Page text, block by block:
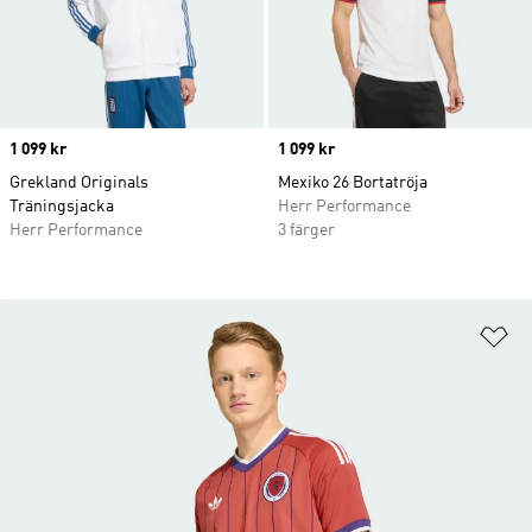
Price
1 099 kr
Grekland Originals
Träningsjacka
Herr Performance
Price
1 099 kr
Mexiko 26 Bortatröja
Herr Performance
3 färger